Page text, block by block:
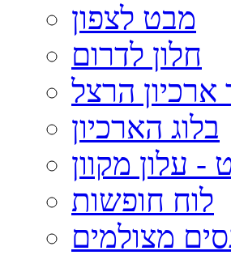
מבט לצפון
חלון לדרום
ארכיון הרצל
בלוג הארכיון
עלון מקוון
לוח חופשות
מצולמים